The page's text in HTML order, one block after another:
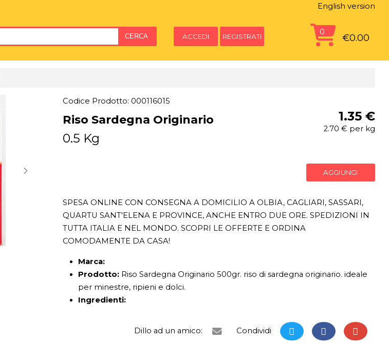
English version
ACCEDI REGISTRATI
0
€0.00
Codice Prodotto: 000116015
Riso Sardegna Originario
0.5 Kg
1.35 €
2.70 € per kg
AGGIUNGI
SPESA ONLINE CON CONSEGNA A DOMICILIO A OLBIA, CAGLIARI, SASSARI,
QUARTU SANT'ELENA E PROVINCE, ANCHE ENTRO DUE ORE. SPEDIZIONI IN
TUTTA ITALIA E NEL MONDO. SCOPRI LE OFFERTE E ORDINA
COMODAMENTE DA CASA!
Marca:
Prodotto:Riso Sardegna Originario 500gr. riso di sardegna originario. ideale
per minestre, ripieni e dolci.
Ingredienti:
Dillo ad un amico: Condividi